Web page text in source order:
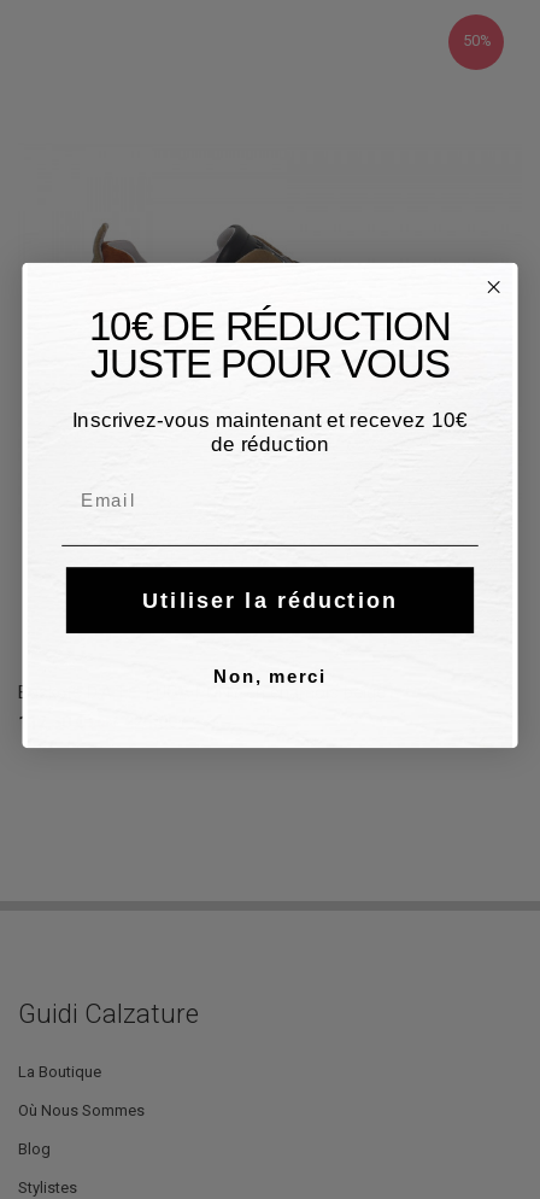
50%
Baskets D.A.T.E. FUGA PONY en chamois beige
112,50 €
Guidi Calzature
La Boutique
Où Nous Sommes
Blog
Stylistes
10€ DE RÉDUCTION
JUSTE POUR VOUS
Inscrivez-vous maintenant et recevez 10€
de réduction
Utiliser la réduction
Non, merci